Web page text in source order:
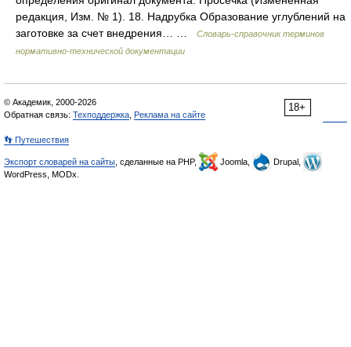
редакция, Изм. № 1). 18. Надрубка Образование углублений на
заготовке за счет внедрения… …
Словарь-справочник терминов
нормативно-технической документации
18+
© Академик, 2000-2026
Обратная связь: Техподдержка Реклама на сайте
👣 Путешествия
Экспорт словарей на сайты , сделанные на PHP, Joomla,
Drupal,
WordPress, MODx.